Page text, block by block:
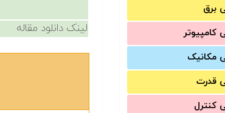
برق
مکانیک
قدرت
کنترل
لینک دانلود مقاله